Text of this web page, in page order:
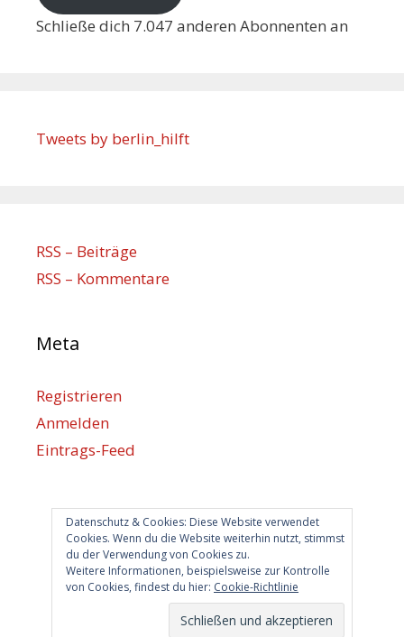
Schließe dich 7.047 anderen Abonnenten an
Datenschutz & Cookies: Diese Website verwendet
Cookies. Wenn du die Website weiterhin nutzt, stimmst
du der Verwendung von Cookies zu.
Weitere Informationen, beispielsweise zur Kontrolle
von Cookies, findest du hier: Cookie-Richtlinie
Tweets by berlin_hilft
RSS – Beiträge
RSS – Kommentare
Meta
Registrieren
Anmelden
Eintrags-Feed
WordPress.org
Berlin hilft
info@berlin-hilft.com